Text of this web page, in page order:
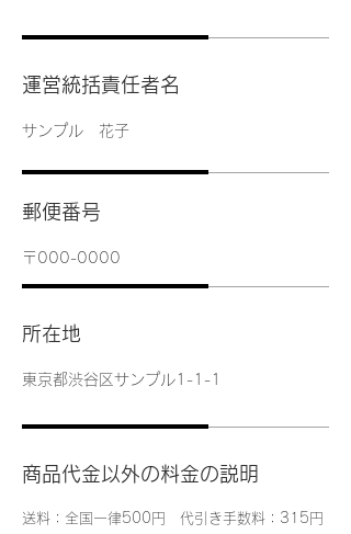
運営統括責任者名
サンプル 花子
郵便番号
〒000-0000
所在地
東京都渋谷区サンプル1-1-1
商品代金以外の料金の説明
送料：全国一律500円 代引き手数料：315円